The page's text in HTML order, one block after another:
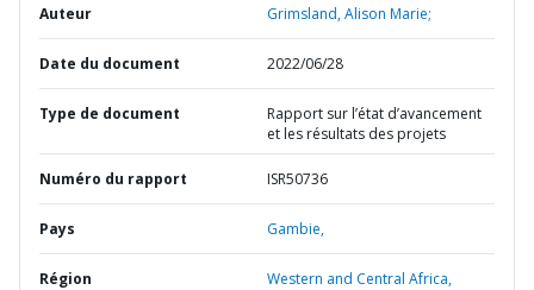
Auteur Grimsland, Alison Marie;
Date du document 2022/06/28
Type de document
Rapport sur l’état d’avancement
et les résultats des projets
Numéro du rapport ISR50736
Pays Gambie,
Région Western and Central Africa,